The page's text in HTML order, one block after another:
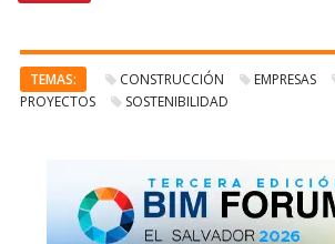
TEMAS: CONSTRUCCIÓN EMPRESAS
PROYECTOS
SOSTENIBILIDAD